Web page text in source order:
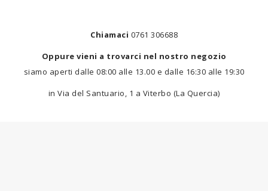
Chiamaci 0761 306688
Oppure vieni a trovarci nel nostro negozio
siamo aperti dalle 08:00 alle 13.00 e dalle 16:30 alle 19:30
in Via del Santuario, 1 a Viterbo (La Quercia)